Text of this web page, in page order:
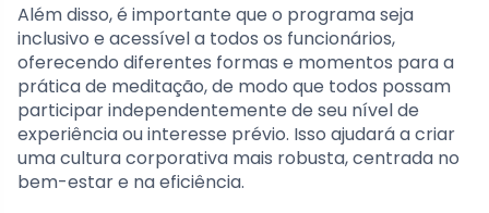
Além disso, é importante que o programa seja
inclusivo e acessível a todos os funcionários,
oferecendo diferentes formas e momentos para a
prática de meditação, de modo que todos possam
participar independentemente de seu nível de
experiência ou interesse prévio. Isso ajudará a criar
uma cultura corporativa mais robusta, centrada no
bem-estar e na eficiência.